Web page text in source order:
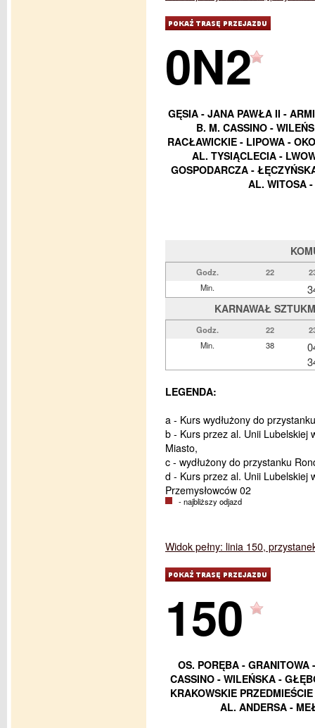
0N2
GĘSIA - JANA PAWŁA II -
B. M. CASSINO -
RACŁAWICKIE - LIPOWA -
AL. TYSIĄCLECIA -
GOSPODARCZA -
AL. WITOSA
Godz. 22
Min.
KARNAWAŁ
Godz. 22
Min.
38
LEGENDA:
a - Kurs wydłużony do
b - Kurs przez al. Unii Lubelskiej
Miasto,
c - wydłużony do przystanku
d - Kurs przez al. Unii Lubelskiej
Przemysłowców 02
- najbliższy odjazd
Widok pełny: linia 150,
150
OS. PORĘBA -
CASSINO - WILEŃSKA -
KRAKOWSKIE
AL. ANDERSA -